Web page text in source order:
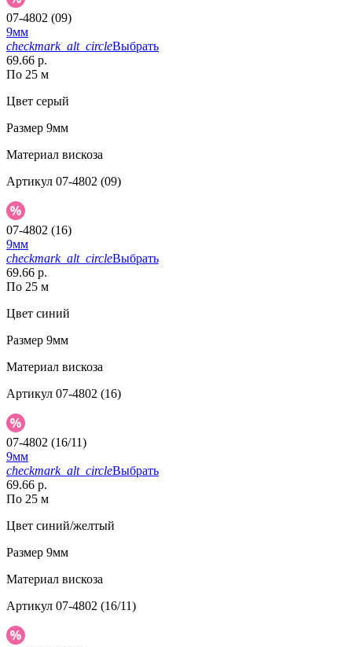
07-4802 (09)
9мм
checkmark_alt_circleВыбрать
69.66 р.
По 25 м
Цвет серый
Размер 9мм
Материал вискоза
Артикул 07-4802 (09)
07-4802 (16)
9мм
checkmark_alt_circleВыбрать
69.66 р.
По 25 м
Цвет синий
Размер 9мм
Материал вискоза
Артикул 07-4802 (16)
07-4802 (16/11)
9мм
checkmark_alt_circleВыбрать
69.66 р.
По 25 м
Цвет синий/желтый
Размер 9мм
Материал вискоза
Артикул 07-4802 (16/11)